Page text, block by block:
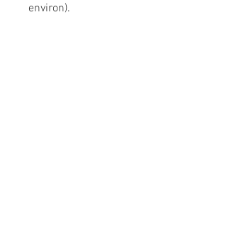
environ).